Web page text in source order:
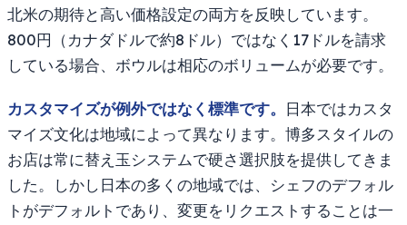
北米の期待と高い価格設定の両方を反映しています。
800円（カナダドルで約8ドル）ではなく17ドルを請求
している場合、ボウルは相応のボリュームが必要です。
カスタマイズが例外ではなく標準です。 日本ではカスタ
マイズ文化は地域によって異なります。博多スタイルの
お店は常に替え玉システムで硬さ選択肢を提供してきま
した。しかし日本の多くの地域では、シェフのデフォル
トがデフォルトであり、変更をリクエストすることは一